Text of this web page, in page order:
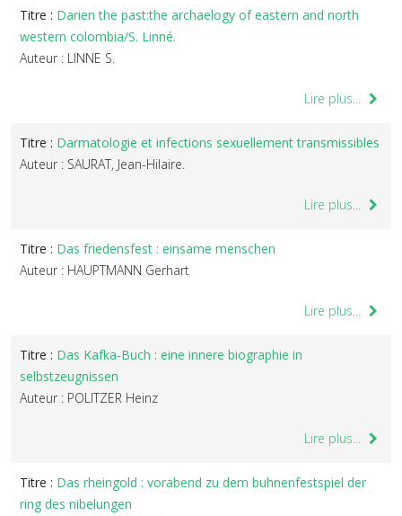
Titre : Darien the past:the archaelogy of eastern and north
western colombia/S. Linné.
Auteur : LINNE S.
Lire plus...
Titre : Darmatologie et infections sexuellement transmissibles
Auteur : SAURAT, Jean-Hilaire.
Lire plus...
Titre : Das friedensfest : einsame menschen
Auteur : HAUPTMANN Gerhart
Lire plus...
Titre : Das Kafka-Buch : eine innere biographie in
selbstzeugnissen
Auteur : POLITZER Heinz
Lire plus...
Titre : Das rheingold : vorabend zu dem buhnenfestspiel der
ring des nibelungen